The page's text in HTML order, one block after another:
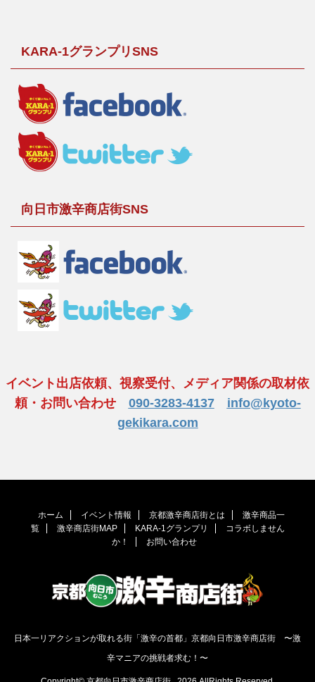
KARA-1グランプリSNS
向日市激辛商店街SNS
イベント出店依頼、視察受付、メディア関係の取材依
頼・お問い合わせ 090-3283-4137
info@kyoto-
gekikara.com
ホーム イベント情報 京都激辛商店街とは
激辛商品一
覧
激辛商店街MAP KARA-1グランプリ
コラボしません
か！
お問い合わせ
日本一リアクションが取れる街「激辛の首都」京都向日市激辛商店街 〜激
辛マニアの挑戦者求む！〜